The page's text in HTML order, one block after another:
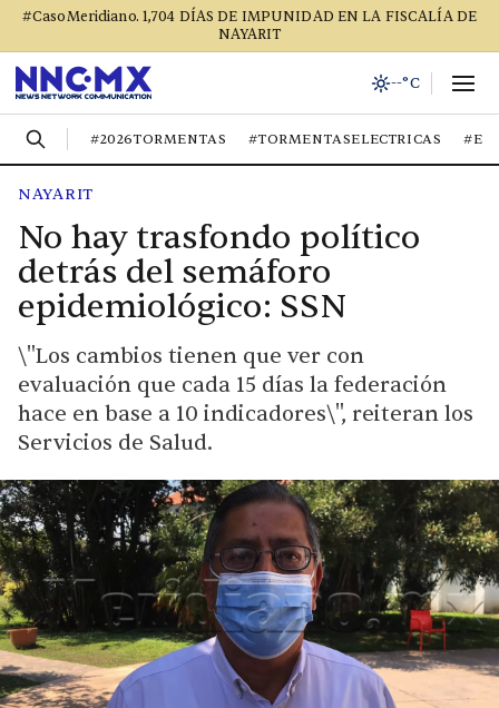
#CasoMeridiano. 1,704 DÍAS DE IMPUNIDAD EN LA FISCALÍA DE
NAYARIT
--°C
#2026TORMENTAS #TORMENTASELECTRICAS
NAYARIT
No hay trasfondo político
detrás del semáforo
epidemiológico: SSN
\"Los cambios tienen que ver con
evaluación que cada 15 días la federación
hace en base a 10 indicadores\", reiteran los
Servicios de Salud.